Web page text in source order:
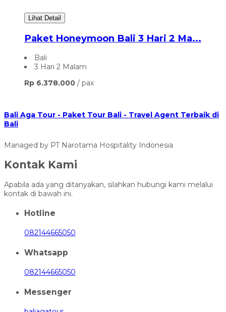
Lihat Detail
Paket Honeymoon Bali 3 Hari 2 Ma...
Bali
3 Hari 2 Malam
Rp 6.378.000 / pax
Bali Aga Tour - Paket Tour Bali - Travel Agent Terbaik di
Bali
Managed by PT Narotama Hospitality Indonesia
Kontak Kami
Apabila ada yang ditanyakan, silahkan hubungi kami melalui
kontak di bawah ini.
Hotline
082144665050
Whatsapp
082144665050
Messenger